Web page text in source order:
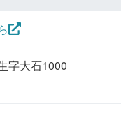
字大石1000